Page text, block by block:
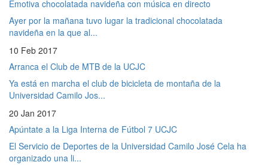
Emotiva chocolatada navideña con música en directo
Ayer por la mañana tuvo lugar la tradicional chocolatada
navideña en la que al...
10 Feb 2017
Arranca el Club de MTB de la UCJC
Ya está en marcha el club de bicicleta de montaña de la
Universidad Camilo Jos...
20 Jan 2017
Apúntate a la Liga Interna de Fútbol 7 UCJC
El Servicio de Deportes de la Universidad Camilo José Cela ha
organizado una li...